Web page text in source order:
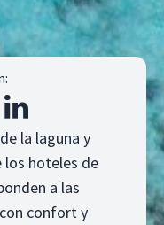
la laguna y
los hoteles de
a las
confort y